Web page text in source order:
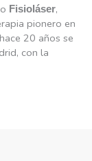
Fisioláser,
pionero en
20 años se
con la